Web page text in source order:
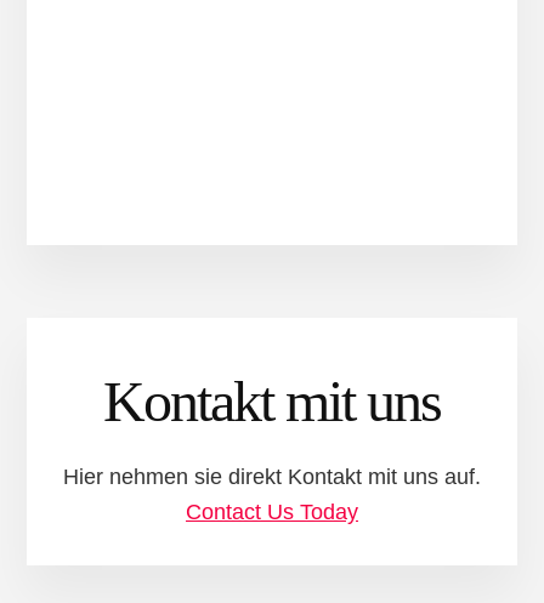
Kontakt mit uns
Hier nehmen sie direkt Kontakt mit uns auf.
Contact Us Today